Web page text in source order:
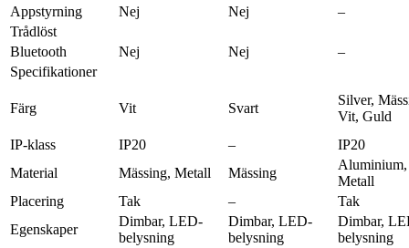
Appstyrning
Nej Nej
–
Trådlöst
Bluetooth
Nej Nej
–
Specifikationer
Färg Vit Svart
Silver,
Vit, Guld
IP-klass
IP20 –
IP20
Material
Mässing, Metall Mässing
Aluminium,
Metall
Placering
Tak –
Tak
Egenskaper
Dimbar, LED-
belysning
Dimbar, LED-
belysning
Dimbar,
belysning